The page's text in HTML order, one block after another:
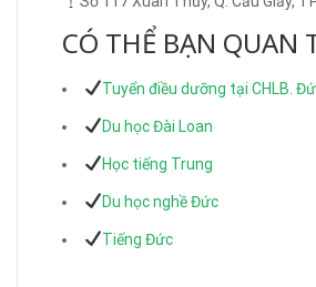
CÓ THỂ BẠN QUAN
Tuyển điều dưỡng tại CHLB.
Du học Đài Loan
Học tiếng Trung
Du học nghề Đức
Tiếng Đức